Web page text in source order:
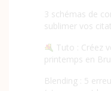
3 schémas de
sublimer vos
Tuto : Créez
printemps en
Blending : 5